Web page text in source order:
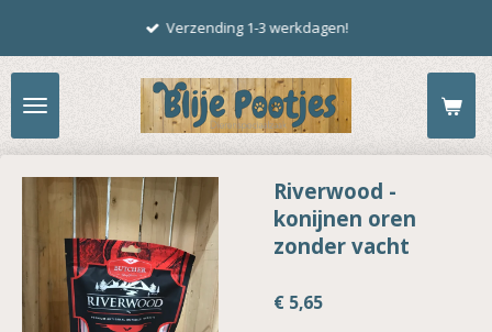
naar
de
hoofdinhoud
Verzending 1-3 werkdagen!
Riverwood -
konijnen oren
zonder vacht
€ 5,65